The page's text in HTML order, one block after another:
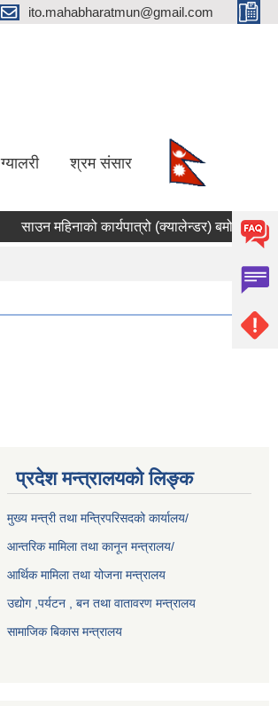
ito.mahabharatmun@gmail.com
ग्यालरी श्रम संसार
साउन महिनाको कार्यपात्रो (क्यालेन्डर) बमोजिम
प्रदेश मन्त्रालयको लिङ्क
मुख्य मन्त्री तथा मन्त्रिपरिसदको कार्यालय/
आन्तरिक मामिला तथा कानून मन्त्रालय/
आर्थिक मामिला तथा योजना मन्त्रालय
उद्योग ,पर्यटन , बन तथा वातावरण मन्त्रालय
सामाजिक बिकास मन्त्रालय